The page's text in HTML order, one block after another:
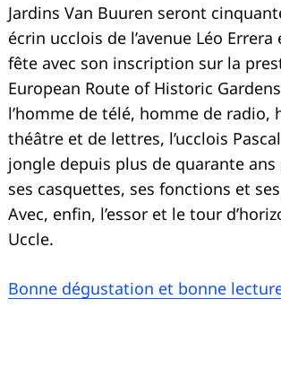
Jardins Van Buuren seront
écrin ucclois de l’avenue Léo Errera
fête avec son inscription sur la
European Route of Historic
l’homme de télé, homme de radio,
théâtre et de lettres, l’ucclois
jongle depuis plus de quarante ans
ses casquettes, ses fonctions et
Avec, enfin, l’essor et le tour
Uccle.
Bonne dégustation et bonne